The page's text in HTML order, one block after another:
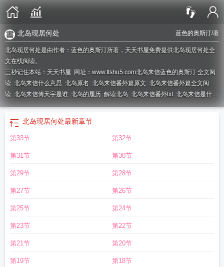
蓝色的奥斯汀/著
北岛现居何处
北岛现居何处是由作者：蓝色的奥斯汀所著，天天书屋免费提供北岛现居何处全
文在线阅读。
三秒记住本站：天天书屋 网址：www.ttshu5.com北岛来信蓝色的奥斯汀 全文阅
读 北岛来信什么意思 北岛原名 北岛来信番外篇原文 北岛来信番外篇全文阅
读 北岛来信傅天宇是谁 北岛的履历 解读北岛 北岛来信番外txt 北岛来信是什么
品牌北岛来信姜栀北岛来信讲的什么北岛简历北岛来信番外蓝色的奥斯汀
岛来信全文免费阅读北岛来信淘宝是正品吗
队 北岛来信 蓝色的奥斯汀
番外北岛来信番外篇的精彩片段 北岛来信淘宝
色的奥斯汀番外
北岛现居何处最新章节
第33节 第32节
第31节 第30节
第29节 第28节
第27节 第26节
第25节 第24节
第23节 第22节
第21节 第20节
第19节 第18节